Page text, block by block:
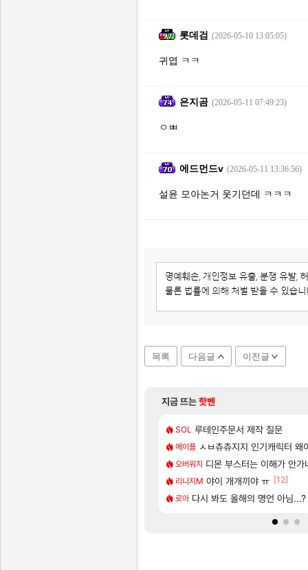
롯데검 (2026-05-10 13:05:05)
귀엽 ㅋㅋ
은지곰 (2026-05-11 07:49:23)
ㅇㅃ
에드먼드v (2026-05-11 13:36:56)
설윤 모아논거 웃기던데 ㅋㅋㅋ
목록 다음글 이전글
지금 뜨는핫벤
SOL 루테인주문서 제작 질문
메이플 ㅅㅂ츄츄지지 인기캐릭터 왜
오버워치 디몬 부스터는 이해가 안가
리니지M 야이 개개끼야 ㅠ [12]
로아 다시 봐도 올해의 명언 아님...?
명조 [명조 | 도미노피자 콜라보] 예
명조 버전 콘텐츠 미리 보기 | 3.6 버전 「신기루 속 등불 그림자, 속세에
명조 6개월 기다렸다… 드디어 도착한
여행 제주도 아이들과 다녀왔습니다.
여행 운문댐